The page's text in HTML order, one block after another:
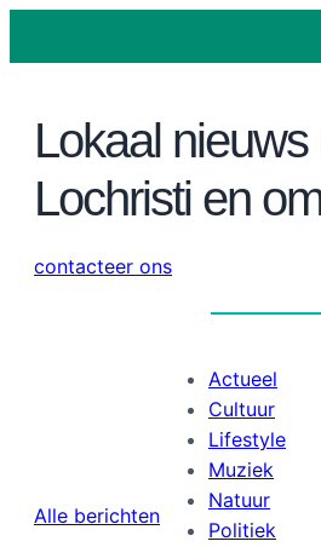
Lokaal nieuws
Lochristi en
contacteer ons
Alle berichten
Actueel
Cultuur
Lifestyle
Muziek
Natuur
Politiek